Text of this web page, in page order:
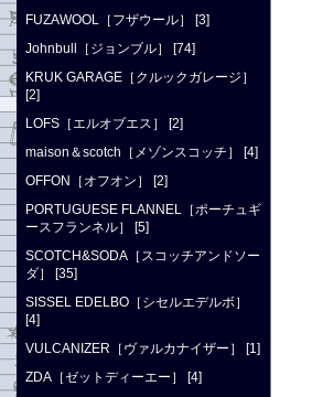
FUZAWOOL［フザウール］ [3]
Johnbull［ジョンブル］ [74]
KRUK GARAGE［クルックガレージ］
[2]
LOFS［エルオブエス］ [2]
maison＆scotch［メゾンスコッチ］ [4]
OFFON［オフオン］ [2]
PORTUGUESE FLANNEL［ポーチュギ
ースフランネル］ [5]
SCOTCH&SODA［スコッチアンドソー
ダ］ [35]
SISSEL EDELBO［シセルエデルボ］
[4]
VULCANIZER［ヴァルカナイザー］ [1]
ZDA［ゼットディーエー］ [4]